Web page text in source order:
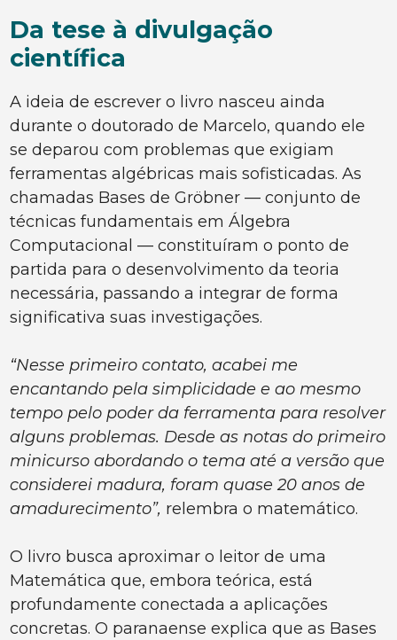
Da tese à divulgação
científica
A ideia de escrever o livro nasceu ainda
durante o doutorado de Marcelo, quando ele
se deparou com problemas que exigiam
ferramentas algébricas mais sofisticadas. As
chamadas Bases de Gröbner — conjunto de
técnicas fundamentais em Álgebra
Computacional — constituíram o ponto de
partida para o desenvolvimento da teoria
necessária, passando a integrar de forma
significativa suas investigações.
“Nesse primeiro contato, acabei me
encantando pela simplicidade e ao mesmo
tempo pelo poder da ferramenta para resolver
alguns problemas. Desde as notas do primeiro
minicurso abordando o tema até a versão que
considerei madura, foram quase 20 anos de
amadurecimento”, relembra o matemático.
O livro busca aproximar o leitor de uma
Matemática que, embora teórica, está
profundamente conectada a aplicações
concretas. O paranaense explica que as Bases